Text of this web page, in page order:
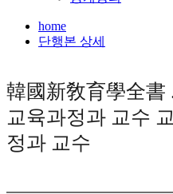
home
단행본 상세
韓國新敎育學全書
교육과정과 교수
정과 교수